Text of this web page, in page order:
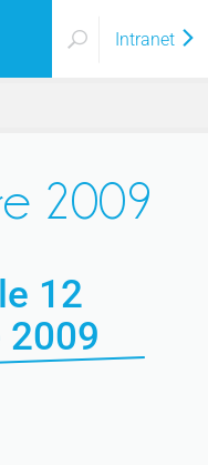
Intranet
2009
12
2009